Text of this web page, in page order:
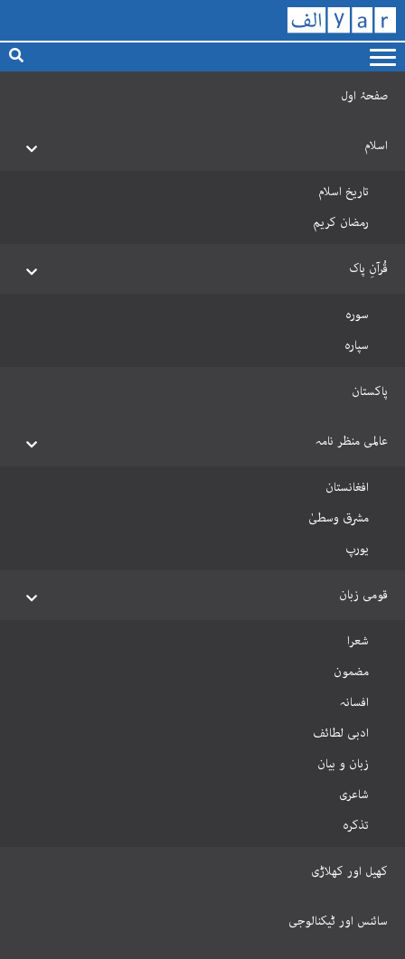
صفحۂ اول
اسلام
تاریخ اسلام
رمضان کریم
قُرآنِ پاک
سورہ
سپارہ
پاکستان
عالمی منظر نامہ
افغانستان
مشرق وسطیٰ
یورپ
قومی زبان
شعرا
مضمون
افسانہ
ادبی لطائف
زبان و بیان
شاعری
تذکرہ
کھیل اور کھلاڑی
سائنس اور ٹیکنالوجی